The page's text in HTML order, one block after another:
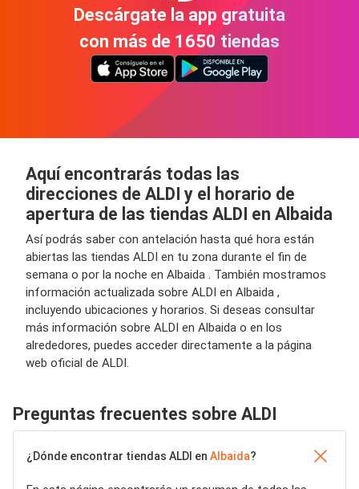
Descárgate la app gratuita
con más de 1650 tiendas
Aquí encontrarás todas las
direcciones de ALDI y el horario de
apertura de las tiendas ALDI en Albaida
Así podrás saber con antelación hasta qué hora están
abiertas las tiendas ALDI en tu zona durante el fin de
semana o por la noche en Albaida . También mostramos
información actualizada sobre ALDI en Albaida ,
incluyendo ubicaciones y horarios. Si deseas consultar
más información sobre ALDI en Albaida o en los
alrededores, puedes acceder directamente a la página
web oficial de ALDI.
Preguntas frecuentes sobre ALDI
¿Dónde encontrar tiendas ALDI en Albaida?